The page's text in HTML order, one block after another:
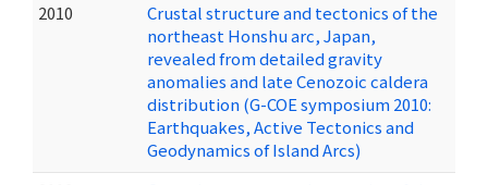
2010
Crustal structure and tectonics of the
northeast Honshu arc, Japan,
revealed from detailed gravity
anomalies and late Cenozoic caldera
distribution (G-COE symposium 2010:
Earthquakes, Active Tectonics and
Geodynamics of Island Arcs)